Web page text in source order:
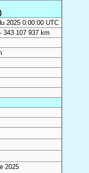
2025 0:00:00 UTC
343 107 937 km
2025